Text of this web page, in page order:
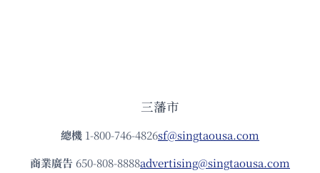
三藩市
總機 1-800-746-4826sf@singtaousa.com
商業廣告 650-808-8888advertising@singtaousa.com